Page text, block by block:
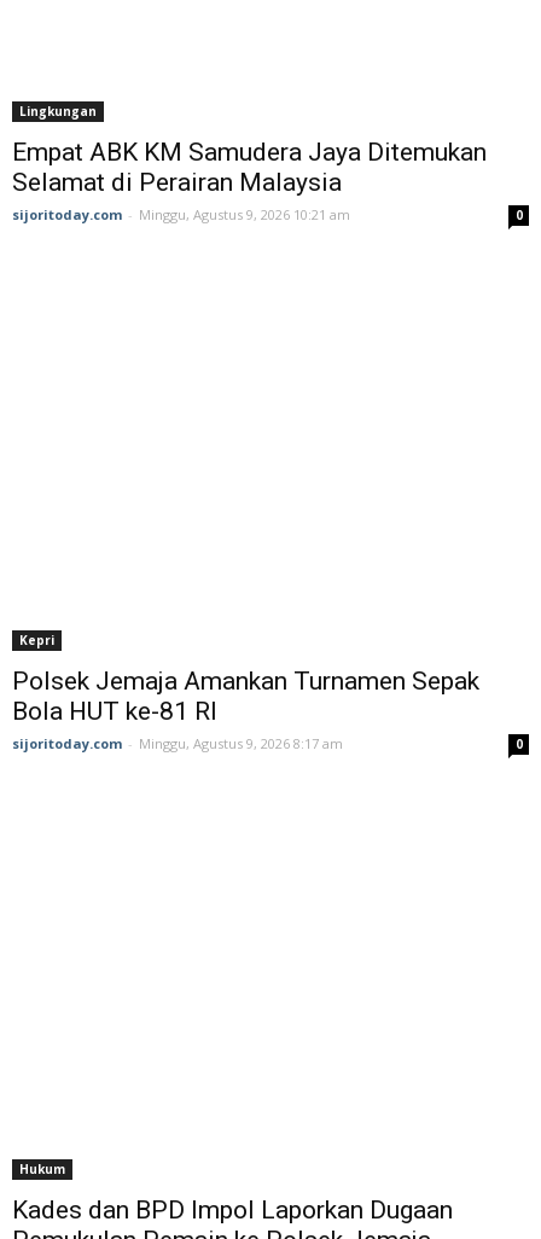
Lingkungan
Empat ABK KM Samudera Jaya Ditemukan
Selamat di Perairan Malaysia
sijoritoday.com - Minggu, Agustus 9, 2026 10:21 am 0
Kepri
Polsek Jemaja Amankan Turnamen Sepak
Bola HUT ke-81 RI ‎
sijoritoday.com - Minggu, Agustus 9, 2026 8:17 am 0
Hukum
Kades dan BPD Impol Laporkan Dugaan